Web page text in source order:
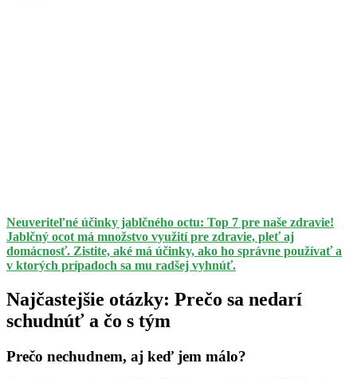
Neuveriteľné účinky jablčného octu: Top 7 pre naše zdravie!
Jablčný ocot má množstvo využití pre zdravie, pleť aj
domácnosť. Zistite, aké má účinky, ako ho správne používať a
v ktorých prípadoch sa mu radšej vyhnúť.
Najčastejšie otázky: Prečo sa nedarí
schudnúť a čo s tým
Prečo nechudnem, aj keď jem málo?